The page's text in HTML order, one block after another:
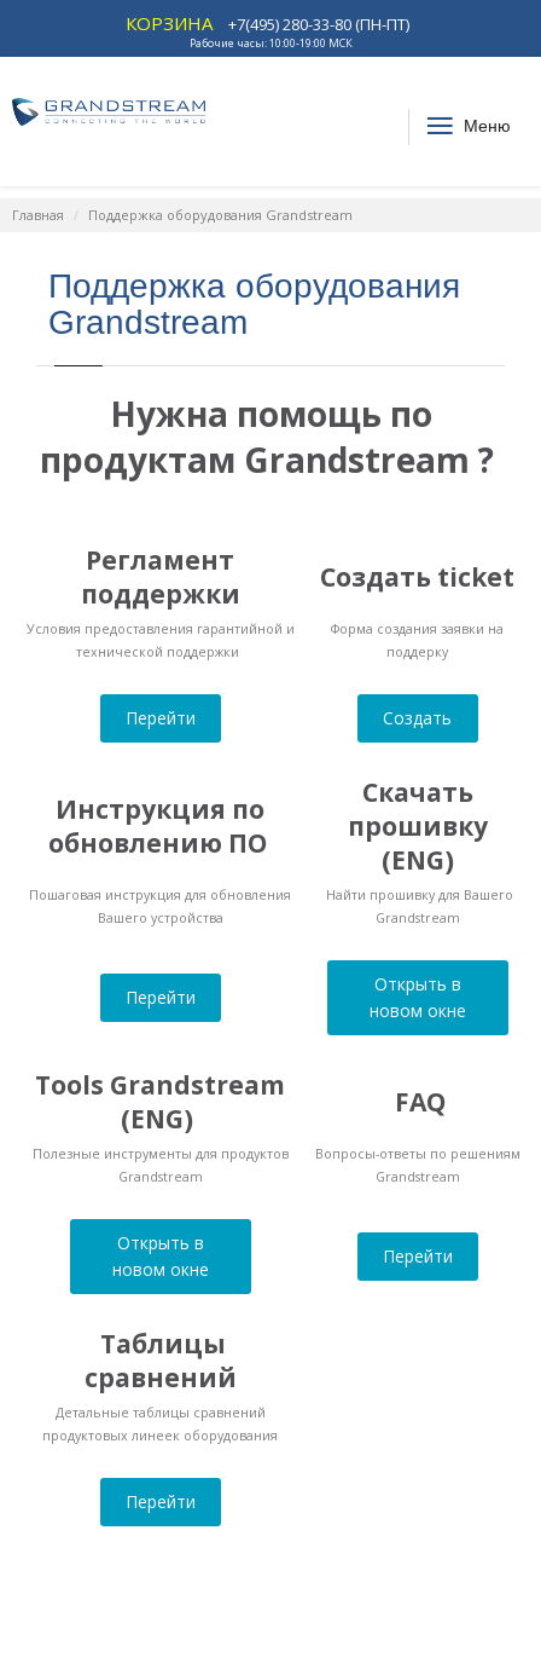
КОРЗИНА +7(495) 280-33-80 (ПН-ПТ)
Рабочие часы: 10:00-19:00 МСК
Меню
Главная Поддержка оборудования Grandstream
Поддержка оборудования
Grandstream
Нужна помощь по
продуктам Grandstream ?
Регламент
поддержки
Создать ticket
Условия предоставления гарантийной и
технической поддержки
Форма создания заявки на
поддерку
Перейти Создать
Инструкция по
обновлению ПО
Скачать
прошивку
(ENG)
Пошаговая инструкция для обновления
Вашего устройства
Найти прошивку для Вашего
Grandstream
Перейти
Открыть в
новом окне
Tools Grandstream
(ENG)
FAQ
Полезные инструменты для продуктов
Grandstream
Вопросы-ответы по решениям
Grandstream
Открыть в
новом окне
Перейти
Таблицы
сравнений
Детальные таблицы сравнений
продуктовых линеек оборудования
Перейти